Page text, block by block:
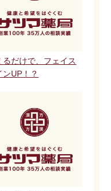
るだけで、フェイス
ンUP！？